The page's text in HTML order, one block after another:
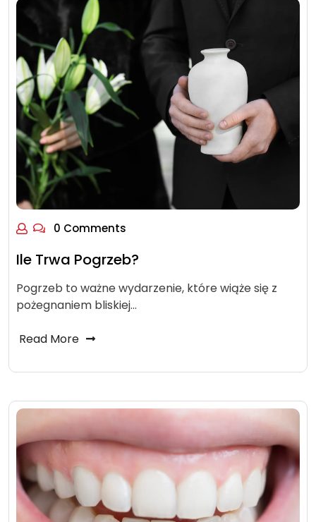
0 Comments
Ile Trwa Pogrzeb?
Pogrzeb to ważne wydarzenie, które wiąże się z
pożegnaniem bliskiej…
Read More